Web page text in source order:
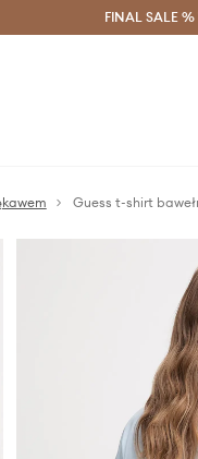
Oszczędzaj z Answear
FINAL SALE %
Guess t-shirt